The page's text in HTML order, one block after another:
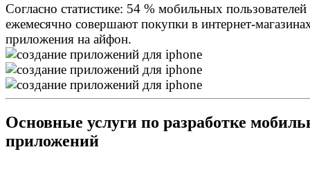
Согласно статистике: 54 % мобильных пользователей
ежемесячно совершают покупки в интернет-
приложения на айфон.
Основные услуги по разработке
приложений